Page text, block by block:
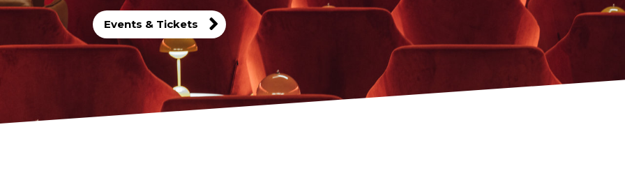
Events & Tickets